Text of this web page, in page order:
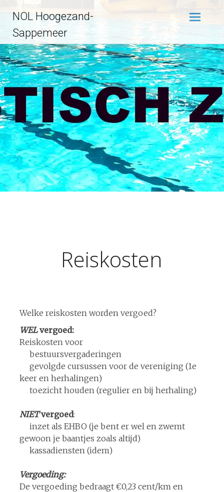
naar
inhoud
NOL Hoogezand-
Sappemeer
Reiskosten
Welke reiskosten worden vergoed?
WELvergoed:
Reiskosten voor
bestuursvergaderingen
gevolgde cursussen voor de vereniging (1e
keer en herhalingen)
toezicht houden (regulier en bij herhaling)
NIET vergoed:
inzet als EHBO (je bent er wel en zwemt
gewoon je baantjes zoals altijd)
kassadiensten (idem)
Vergoeding:
De vergoeding bedraagt €0,23 cent/km en